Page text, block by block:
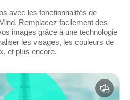
avec les fonctionnalités de
Remplacez facilement des
images grâce à une technologie
les visages, les couleurs de
et plus encore.